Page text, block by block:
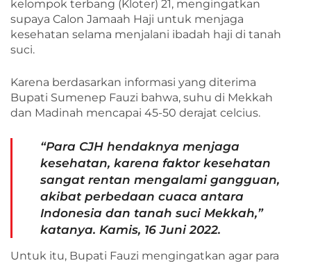
kelompok terbang (Kloter) 21, mengingatkan
supaya Calon Jamaah Haji untuk menjaga
kesehatan selama menjalani ibadah haji di tanah
suci.
Karena berdasarkan informasi yang diterima
Bupati Sumenep Fauzi bahwa, suhu di Mekkah
dan Madinah mencapai 45-50 derajat celcius.
“Para CJH hendaknya menjaga
kesehatan, karena faktor kesehatan
sangat rentan mengalami gangguan,
akibat perbedaan cuaca antara
Indonesia dan tanah suci Mekkah,”
katanya. Kamis, 16 Juni 2022.
Untuk itu, Bupati Fauzi mengingatkan agar para